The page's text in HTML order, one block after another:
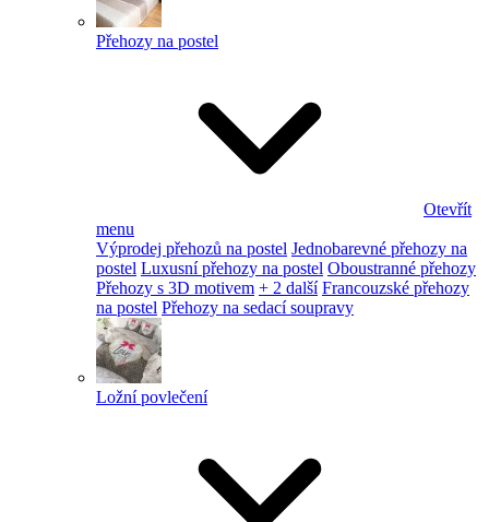
Přehozy na postel
Otevřít
menu
Výprodej přehozů na postel Jednobarevné přehozy na
postel Luxusní přehozy na postel Oboustranné přehozy
Přehozy s 3D motivem + 2 další Francouzské přehozy
na postel Přehozy na sedací soupravy
Ložní povlečení